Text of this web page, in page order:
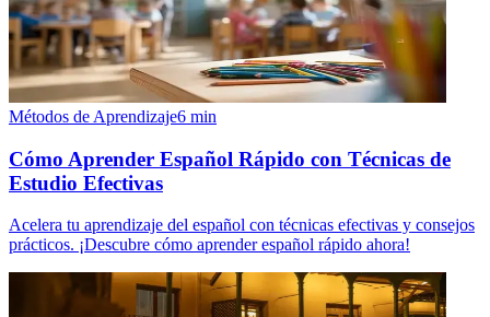
Métodos de Aprendizaje6 min
Cómo Aprender Español Rápido con Técnicas de
Estudio Efectivas
Acelera tu aprendizaje del español con técnicas efectivas y consejos
prácticos. ¡Descubre cómo aprender español rápido ahora!